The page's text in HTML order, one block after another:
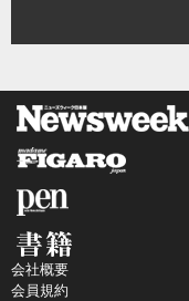
会社概要
会員規約